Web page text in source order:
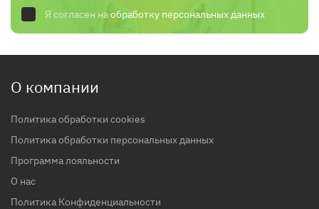
Я согласен наобработку персональных данных
О компании
Политика обработки cookies
Политика обработки персональных данных
Программа лояльности
О нас
Политика Конфиденциальности